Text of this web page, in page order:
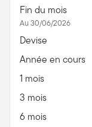
Fin du mois
Au 30/06/2026
Devise
Année en cours
1 mois
3 mois
6 mois